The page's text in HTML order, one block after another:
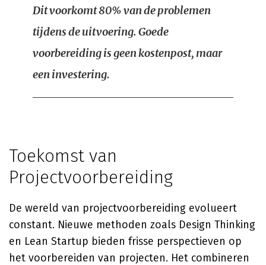
Dit voorkomt 80% van de problemen
tijdens de uitvoering. Goede
voorbereiding is geen kostenpost, maar
een investering.
Toekomst van
Projectvoorbereiding
De wereld van projectvoorbereiding evolueert
constant. Nieuwe methoden zoals Design Thinking
en Lean Startup bieden frisse perspectieven op
het voorbereiden van projecten. Het combineren